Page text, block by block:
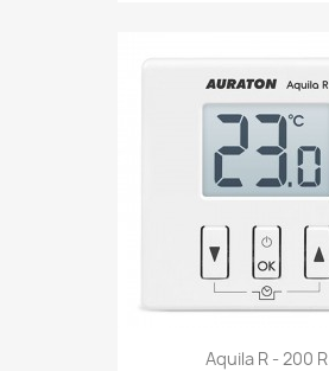
Aquila R - 200 R